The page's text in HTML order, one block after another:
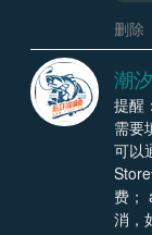
删除
潮
提醒
需要
可以
费；
消，